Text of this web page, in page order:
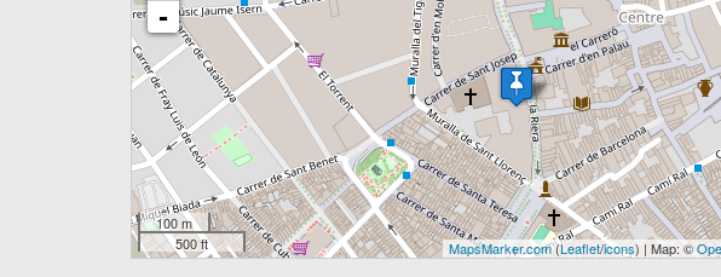
-
100 m
500 ft
MapsMarker.com(Leaflet/icons) | Map: ©